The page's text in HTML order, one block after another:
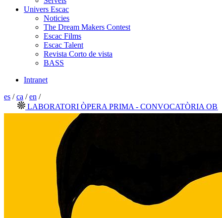
Univers Escac
Noticies
The Dream Makers Contest
Escac Films
Escac Talent
Revista Corto de vista
BASS
Intranet
es /ca /en /
LABORATORI ÒPERA PRIMA - CONVOCATÒRIA